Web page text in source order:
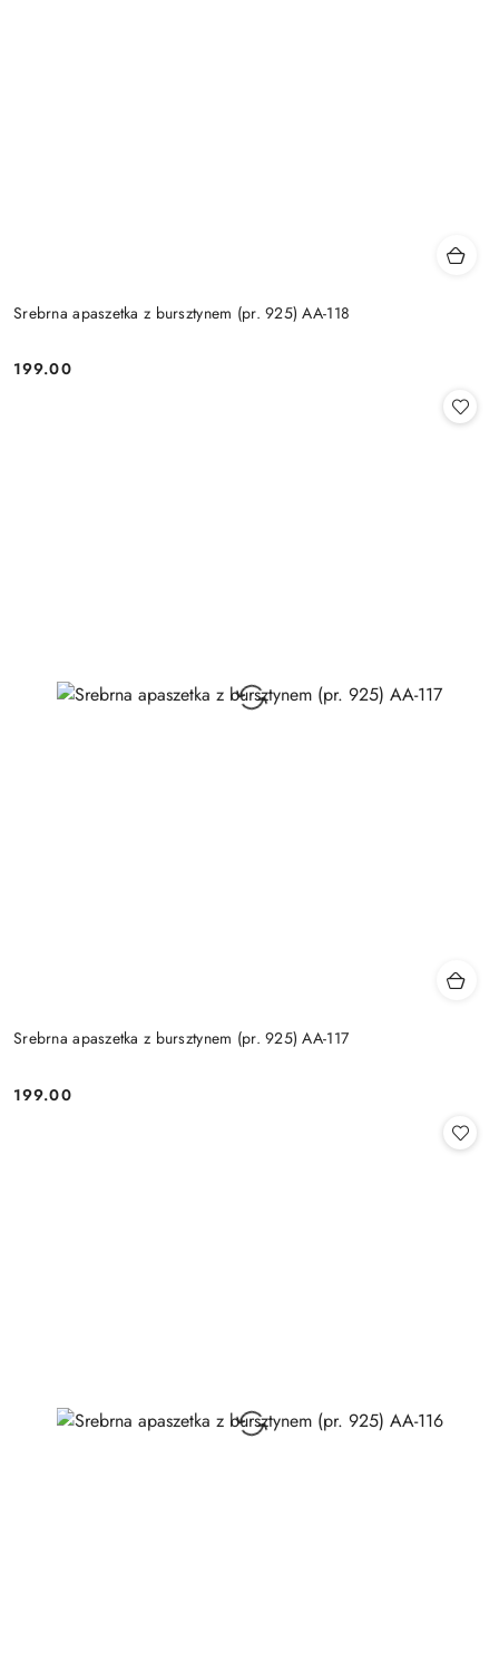
Srebrna apaszetka z bursztynem (pr. 925) AA-118
Cena:
199.00
Srebrna apaszetka z bursztynem (pr. 925) AA-117
Cena:
199.00